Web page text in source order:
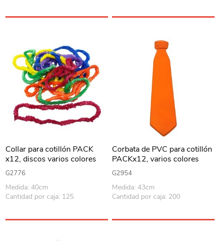
Collar para cotillón PACK
x12, discos varios colores
G2776
Medida: 40cm
Cantidad por caja: 125
Corbata de PVC para cotillón
PACKx12, varios colores
G2954
Medida: 43cm
Cantidad por caja: 200